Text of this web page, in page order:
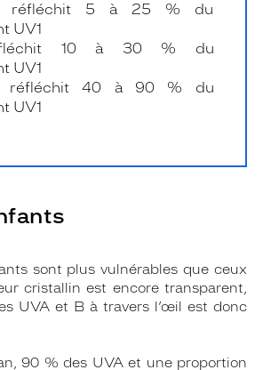
réfléchit 5 à 25 % du
UV1
10 à 30 % du
UV1
réfléchit 40 à 90 % du
UV1
sont plus vulnérables que ceux
cristallin est encore transparent,
UVA et B à travers l’œil est donc
90 % des UVA et une proportion